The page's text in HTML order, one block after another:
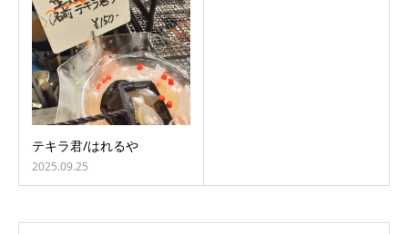
テキラ君/はれるや
2025.09.25